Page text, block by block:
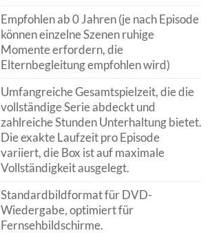
Empfohlen ab 0 Jahren (je nach Episode
können einzelne Szenen ruhige
Momente erfordern, die
Elternbegleitung empfohlen wird)
Umfangreiche Gesamtspielzeit, die die
vollständige Serie abdeckt und
zahlreiche Stunden Unterhaltung bietet.
Die exakte Laufzeit pro Episode
variiert, die Box ist auf maximale
Vollständigkeit ausgelegt.
Standardbildformat für DVD-
Wiedergabe, optimiert für
Fernsehbildschirme.